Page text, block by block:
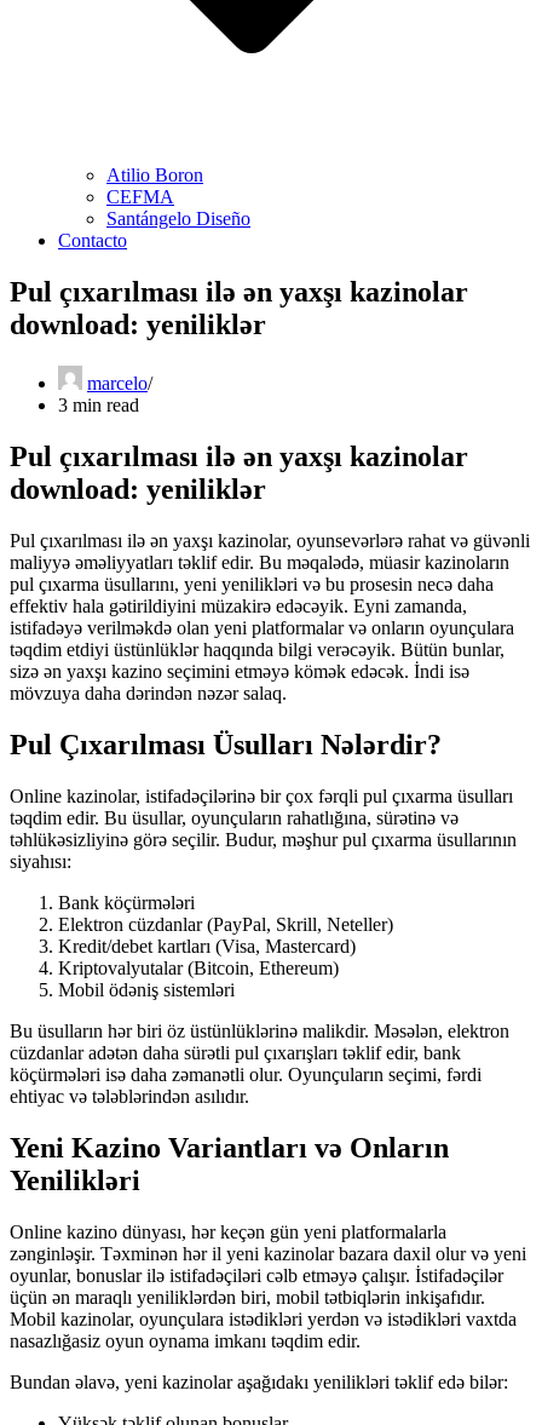
Atilio Boron
CEFMA
Santángelo Diseño
Contacto
Pul çıxarılması ilə ən yaxşı kazinolar
download: yeniliklər
marcelo
3 min read
Pul çıxarılması ilə ən yaxşı kazinolar
download: yeniliklər
Pul çıxarılması ilə ən yaxşı kazinolar, oyunsevərlərə rahat və güvənli
maliyyə əməliyyatları təklif edir. Bu məqalədə, müasir kazinoların
pul çıxarma üsullarını, yeni yenilikləri və bu prosesin necə daha
effektiv hala gətirildiyini müzakirə edəcəyik. Eyni zamanda,
istifadəyə verilməkdə olan yeni platformalar və onların oyunçulara
təqdim etdiyi üstünlüklər haqqında bilgi verəcəyik. Bütün bunlar,
sizə ən yaxşı kazino seçimini etməyə kömək edəcək. İndi isə
mövzuya daha dərindən nəzər salaq.
Pul Çıxarılması Üsulları Nələrdir?
Online kazinolar, istifadəçilərinə bir çox fərqli pul çıxarma üsulları
təqdim edir. Bu üsullar, oyunçuların rahatlığına, sürətinə və
təhlükəsizliyinə görə seçilir. Budur, məşhur pul çıxarma üsullarının
siyahısı:
Bank köçürmələri
Elektron cüzdanlar (PayPal, Skrill, Neteller)
Kredit/debet kartları (Visa, Mastercard)
Kriptovalyutalar (Bitcoin, Ethereum)
Mobil ödəniş sistemləri
Bu üsulların hər biri öz üstünlüklərinə malikdir. Məsələn, elektron
cüzdanlar adətən daha sürətli pul çıxarışları təklif edir, bank
köçürmələri isə daha zəmanətli olur. Oyunçuların seçimi, fərdi
ehtiyac və tələblərindən asılıdır.
Yeni Kazino Variantları və Onların
Yenilikləri
Online kazino dünyası, hər keçən gün yeni platformalarla
zənginləşir. Təxminən hər il yeni kazinolar bazara daxil olur və yeni
oyunlar, bonuslar ilə istifadəçiləri cəlb etməyə çalışır. İstifadəçilər
üçün ən maraqlı yeniliklərdən biri, mobil tətbiqlərin inkişafıdır.
Mobil kazinolar, oyunçulara istədikləri yerdən və istədikləri vaxtda
nasazlığasiz oyun oynama imkanı təqdim edir.
Bundan əlavə, yeni kazinolar aşağıdakı yenilikləri təklif edə bilər: